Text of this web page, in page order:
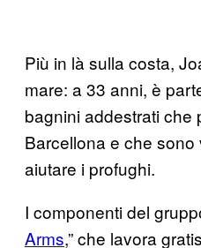
Più in là sulla costa,
mare: a 33 anni, è
bagnini addestrati che
Barcellona e che
aiutare i profughi.
I componenti del
Arms,” che lavora